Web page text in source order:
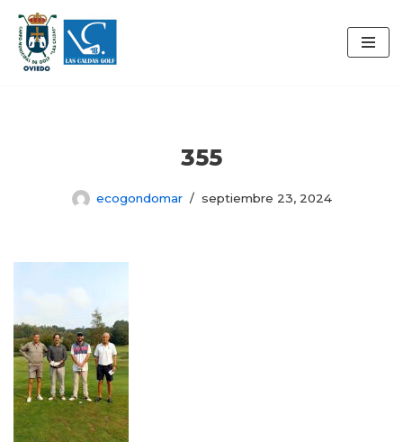
Saltar
al
355
ecogondomar septiembre 23, 2024